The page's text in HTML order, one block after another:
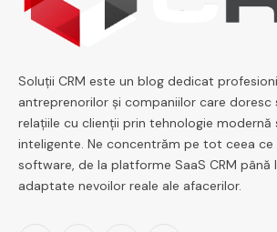
Soluții CRM este un blog dedicat
antreprenorilor și companiilor care doresc
relațiile cu clienții prin tehnologie modernă
inteligente. Ne concentrăm pe tot ceea ce
software, de la platforme SaaS CRM până
adaptate nevoilor reale ale afacerilor.